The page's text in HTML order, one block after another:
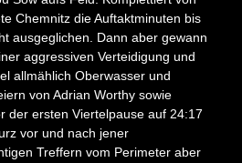
Chemnitz die Auftaktminuten bis
ausgeglichen. Dann aber gewann
aggressiven Verteidigung und
allmählich Oberwasser und
von Adrian Worthy sowie
der ersten Viertelpause auf 24:17
vor und nach jener
Treffern vom Perimeter aber